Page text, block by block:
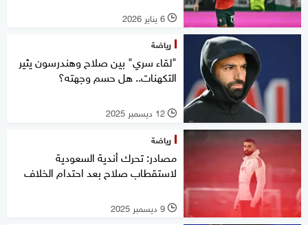
l 6 يناير 2026
رياضة
"لقاء سري" بين صلاح وهندرسون يثير
التكهنات.. هل حسم وجهته؟
l 12 ديسمبر 2025
رياضة
مصادر: تحرك أندية السعودية
لاستقطاب صلاح بعد احتدام الخلاف
l 9 ديسمبر 2025